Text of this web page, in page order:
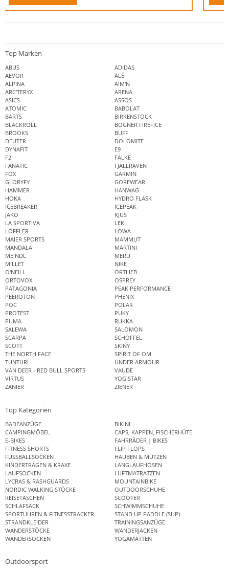
Top Marken
ABUS
ADIDAS
AEVOR
ALÉ
ALPINA
AIM'N
ARC'TERYX
ARENA
ASICS
ASSOS
ATOMIC
BABOLAT
BARTS
BIRKENSTOCK
BLACKROLL
BOGNER FIRE+ICE
BROOKS
BUFF
DEUTER
DOLOMITE
DYNAFIT
E9
F2
FALKE
FANATIC
FJÄLLRÄVEN
FOX
GARMIN
GLORYFY
GOREWEAR
HAMMER
HANWAG
HOKA
HYDRO FLASK
ICEBREAKER
ICEPEAK
JAKO
KJUS
LA SPORTIVA
LEKI
LÖFFLER
LOWA
MAIER SPORTS
MAMMUT
MANDALA
MARTINI
MEINDL
MERU
MILLET
NIKE
O'NEILL
ORTLIEB
ORTOVOX
OSPREY
PATAGONIA
PEAK PERFORMANCE
PEEROTON
PHENIX
POC
POLAR
PROTEST
PUKY
PUMA
RUKKA
SALEWA
SALOMON
SCARPA
SCHÖFFEL
SCOTT
SKINY
THE NORTH FACE
SPIRIT OF OM
TUNTURI
UNDER ARMOUR
VAN DEER - RED BULL SPORTS
VAUDE
VIRTUS
YOGISTAR
ZANIER
ZIENER
Top Kategorien
BADEANZÜGE
BIKINI
CAMPINGMÖBEL
CAPS, KAPPEN, FISCHERHÜTE
E-BIKES
FAHRRÄDER | BIKES
FITNESS SHORTS
FLIP FLOPS
FUSSBALLSOCKEN
HAUBEN & MÜTZEN
KINDERTRAGEN & KRAXE
LANGLAUFHOSEN
LAUFSOCKEN
LUFTMATRATZEN
LYCRAS & RASHGUARDS
MOUNTAINBIKE
NORDIC WALKING STÖCKE
OUTDOORSCHUHE
REISETASCHEN
SCOOTER
SCHLAFSACK
SCHWIMMSCHUHE
SPORTUHREN & FITNESSTRACKER
STAND UP PADDLE (SUP)
STRANDKLEIDER
TRAININGSANZÜGE
WANDERSTÖCKE
WANDERJACKEN
WANDERSOCKEN
YOGAMATTEN
Outdoorsport